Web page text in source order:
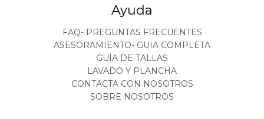
Ayuda
FAQ- PREGUNTAS FRECUENTES
ASESORAMIENTO- GUIA COMPLETA
GUÍA DE TALLAS
LAVADO Y PLANCHA
CONTACTA CON NOSOTROS
SOBRE NOSOTROS